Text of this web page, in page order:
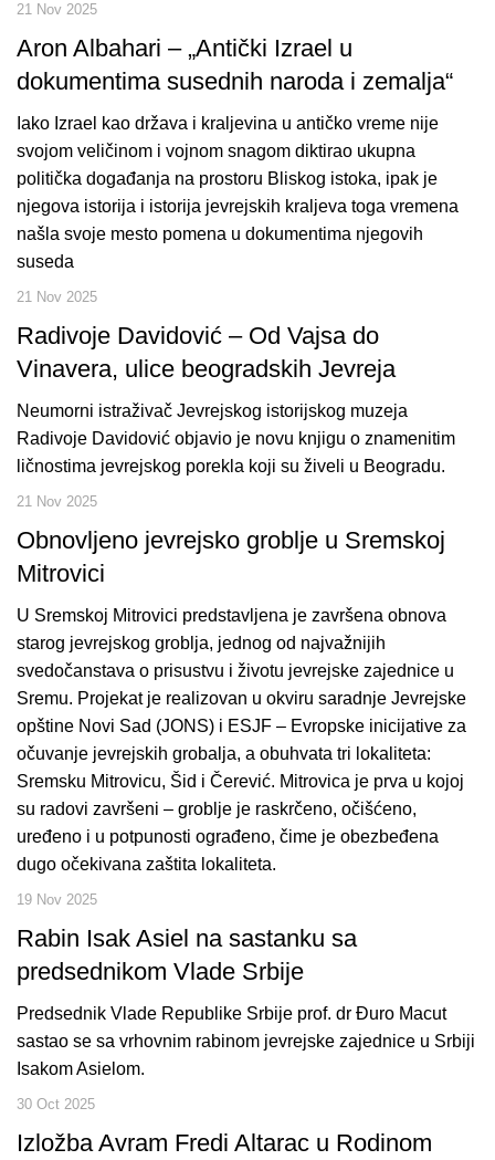
21 Nov 2025
Aron Albahari – „Antički Izrael u
dokumentima susednih naroda i zemalja“
Iako Izrael kao država i kraljevina u antičko vreme nije
svojom veličinom i vojnom snagom diktirao ukupna
politička događanja na prostoru Bliskog istoka, ipak je
njegova istorija i istorija jevrejskih kraljeva toga vremena
našla svoje mesto pomena u dokumentima njegovih
suseda
21 Nov 2025
Radivoje Davidović – Od Vajsa do
Vinavera, ulice beogradskih Jevreja
Neumorni istraživač Jevrejskog istorijskog muzeja
Radivoje Davidović objavio je novu knjigu o znamenitim
ličnostima jevrejskog porekla koji su živeli u Beogradu.
21 Nov 2025
Obnovljeno jevrejsko groblje u Sremskoj
Mitrovici
U Sremskoj Mitrovici predstavljena je završena obnova
starog jevrejskog groblja, jednog od najvažnijih
svedočanstava o prisustvu i životu jevrejske zajednice u
Sremu. Projekat je realizovan u okviru saradnje Jevrejske
opštine Novi Sad (JONS) i ESJF – Evropske inicijative za
očuvanje jevrejskih grobalja, a obuhvata tri lokaliteta:
Sremsku Mitrovicu, Šid i Čerević. Mitrovica je prva u kojoj
su radovi završeni – groblje je raskrčeno, očišćeno,
uređeno i u potpunosti ograđeno, čime je obezbeđena
dugo očekivana zaštita lokaliteta.
19 Nov 2025
Rabin Isak Asiel na sastanku sa
predsednikom Vlade Srbije
Predsednik Vlade Republike Srbije prof. dr Đuro Macut
sastao se sa vrhovnim rabinom jevrejske zajednice u Srbiji
Isakom Asielom.
30 Oct 2025
Izložba Avram Fredi Altarac u Rodinom